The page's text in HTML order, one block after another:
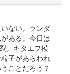
ない。ランダ
ある。今日は
。キタエフ模
子があらわれ
ことだろう？